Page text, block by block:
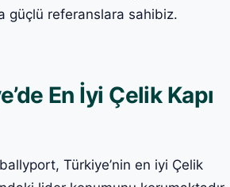
güçlü referanslara sahibiz.
En İyi Çelik Kapı
Türkiye’nin en iyi Çelik